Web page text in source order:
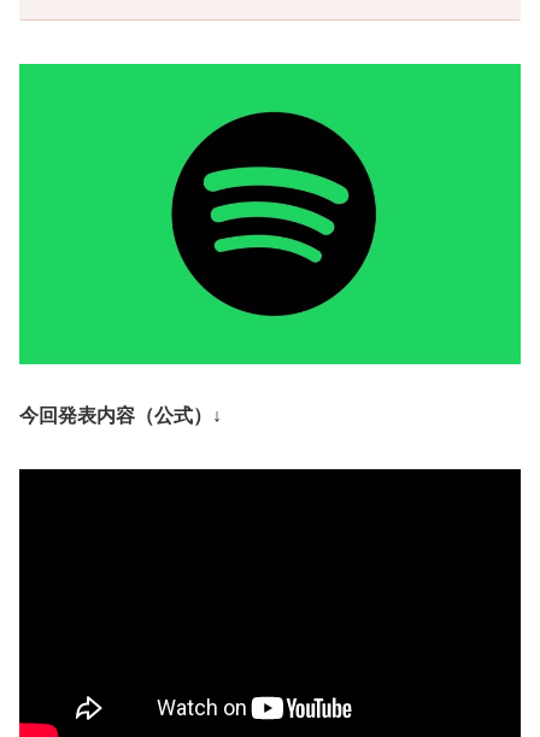
今回発表内容（公式）↓